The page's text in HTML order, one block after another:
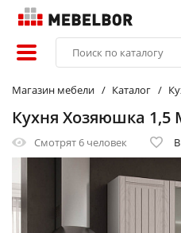
Магазин мебели Каталог
Кухня Хозяюшка 1,5
Смотрят6 человек